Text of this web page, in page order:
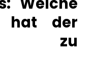
hat der
zu